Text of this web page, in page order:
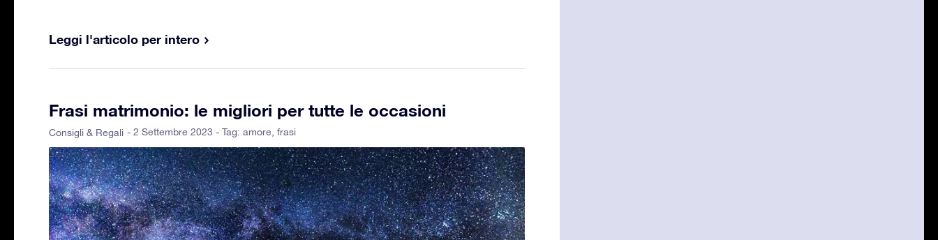
Leggi l'articolo per intero
Frasi matrimonio: le migliori per tutte le occasioni
Consigli & Regali - 2 Settembre 2023 - Tag: amore frasi